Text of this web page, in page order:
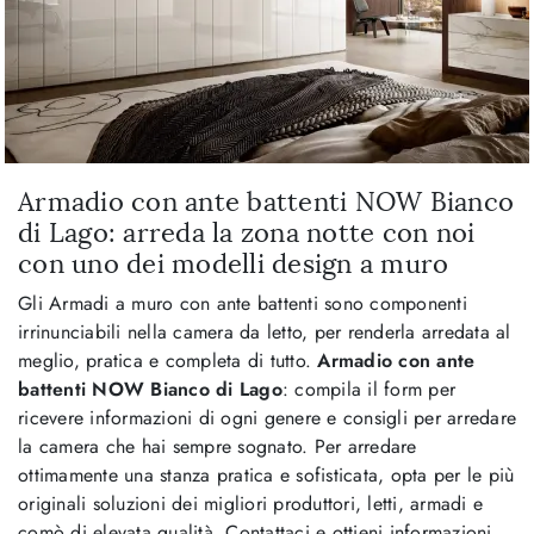
Armadio con ante battenti NOW Bianco
di Lago: arreda la zona notte con noi
con uno dei modelli design a muro
Gli Armadi a muro con ante battenti sono componenti
irrinunciabili nella camera da letto, per renderla arredata al
meglio, pratica e completa di tutto.Armadio con ante
battenti NOW Bianco di Lago: compila il form per
ricevere informazioni di ogni genere e consigli per arredare
la camera che hai sempre sognato. Per arredare
ottimamente una stanza pratica e sofisticata, opta per le più
originali soluzioni dei migliori produttori, letti, armadi e